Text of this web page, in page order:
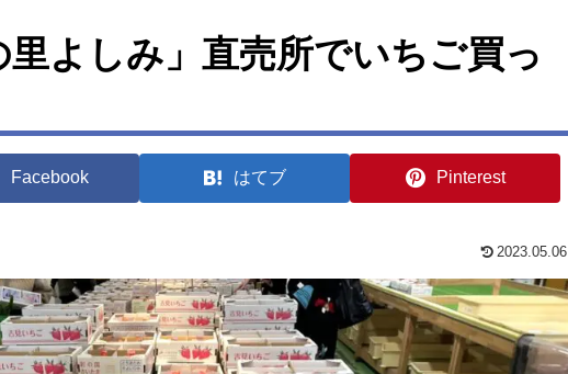
よしみ」直売所でいちご買っ
Facebook はてブ Pinterest
2023.05.06